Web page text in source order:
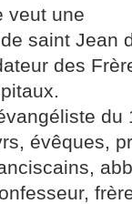
veut une
saint Jean
des
évêques,